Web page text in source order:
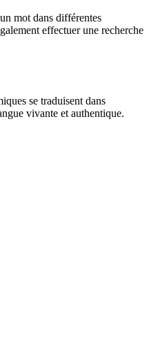
mot dans différentes
effectuer une recherche
se traduisent dans
vivante et authentique.